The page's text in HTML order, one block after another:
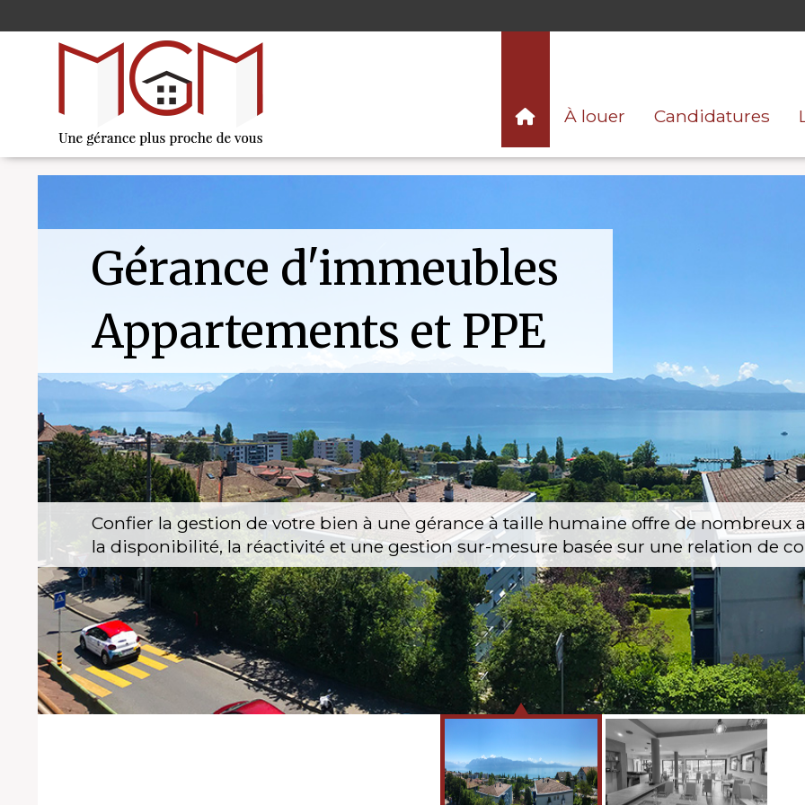
À louer Candidatures
Gérance d'immeubles
Appartements et PPE
Confier la gestion de votre bien à une gérance à taille humaine offre de nombreux
la disponibilité, la réactivité et une gestion sur-mesure basée sur une relation de